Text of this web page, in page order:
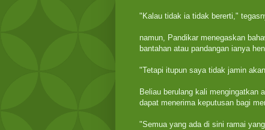
"Kalau tidak ia tidak bererti,"
namun, Pandikar menegaskan
bantahan atau pandangan ianya
"Tetapi itupun saya tidak jamin
Beliau berulang kali mengingatkan
dapat menerima keputusan bagi
"Semua yang ada di sini ramai